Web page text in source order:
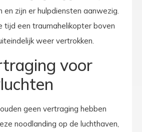
zijn er hulpdiensten aanwezig.
tijd een traumahelikopter boven
weer vertrokken.
voor
geen vertraging hebben
noodlanding op de luchthaven,